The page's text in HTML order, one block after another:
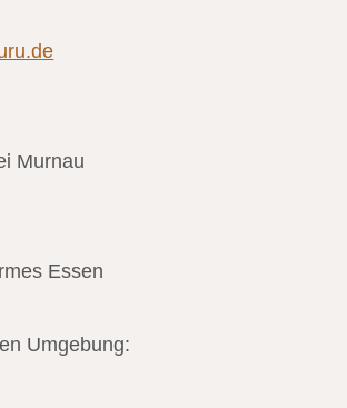
Murnau
Essen
Umgebung: